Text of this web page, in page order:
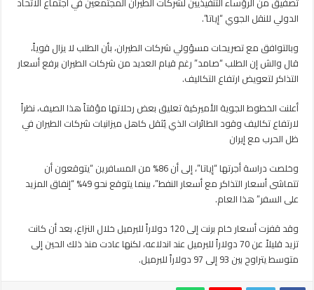
الدولي للنقل الجوي “إياتا”.
وبالتوافق مع تصريحات مسؤولي شركات الطيران، بأن الطلب لا يزال قوياً،
قال والش إن الطلب “صامد” رغم قيام العديد من شركات الطيران برفع أسعار
التذاكر لتعويض ارتفاع التكاليف.
أعلنت الخطوط الجوية الأميركية تعليق بعض رحلاتها مؤقتاً هذا الصيف، نظراً
لارتفاع تكاليف وقود الطائرات الذي يُثقل كاهل ميزانيات شركات الطيران في
ظل الحرب مع إيران
وخلصت دراسة أجرتها “إياتا”، إلى أن 86% من المسافرين “يتوقعون أن
تتماشى أسعار التذاكر مع أسعار النفط”، بينما يتوقع نحو 49% “إنفاق المزيد
على السفر” هذا العام.
وقد قفزت أسعار خام برنت إلى 120 دولاراً للبرميل خلال النزاع، بعد أن كانت
تزيد قليلاً عن 70 دولاراً للبرميل عند اندلاعه، لكنها عادت منذ ذلك الحين إلى
متوسط يتراوح بين 93 إلى 97 دولاراً للبرميل.